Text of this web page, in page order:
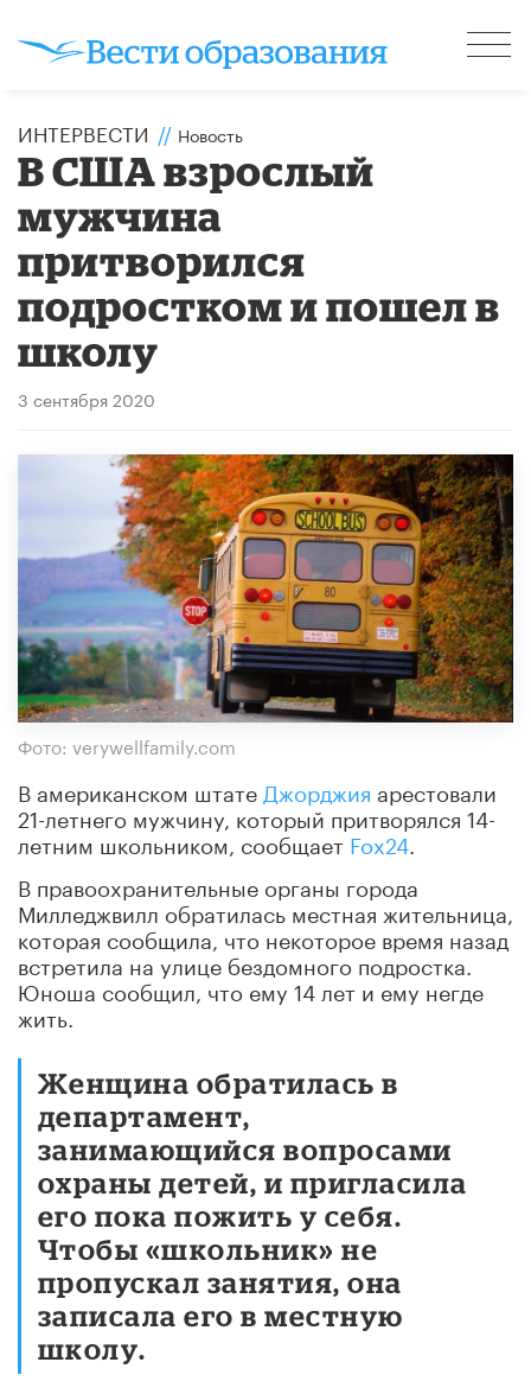
ИНТЕРВЕСТИ // Новость
В США взрослый
мужчина
притворился
подростком и пошел в
школу
3 сентября 2020
Фото: verywellfamily.com
В американском штате Джорджия арестовали
21-летнего мужчину, который притворялся 14-
летним школьником, сообщаетFox24
В правоохранительные органы города
Милледжвилл обратилась местная жительница,
которая сообщила, что некоторое время назад
встретила на улице бездомного подростка.
Юноша сообщил, что ему 14 лет и ему негде
жить.
Женщина обратилась в
департамент,
занимающийся вопросами
охраны детей, и пригласила
его пока пожить у себя.
Чтобы «школьник» не
пропускал занятия, она
записала его в местную
школу.